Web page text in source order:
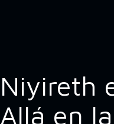
Niyireth
Allá en